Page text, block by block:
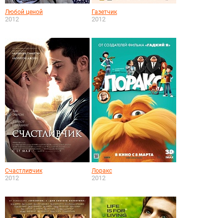
Любой ценой
2012
Газетчик
2012
Счастливчик
2012
Лоракс
2012